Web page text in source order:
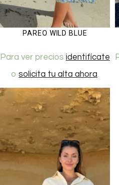
PAREO WILD BLUE
Para ver precios identifícate
o solicita tu alta ahora.